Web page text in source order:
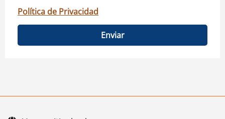
Política de Privacidad
Enviar